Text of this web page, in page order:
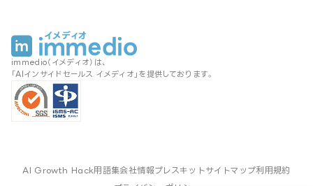
immedio（イメディオ）は、
「AIインサイドセールス イメディオ」を提供しております。
AI Growth Hack用語集会社情報プレスキットサイトマップ利用規約